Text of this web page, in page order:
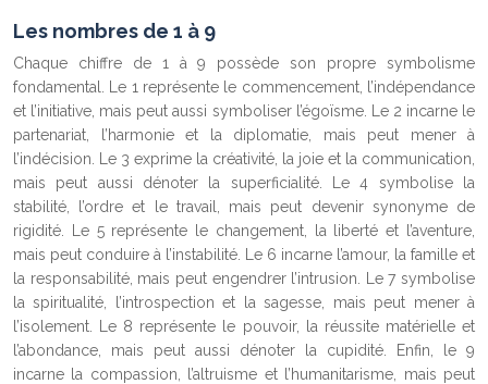
Les nombres de 1 à 9
Chaque chiffre de 1 à 9 possède son propre symbolisme
fondamental. Le 1 représente le commencement, l’indépendance
et l’initiative, mais peut aussi symboliser l’égoïsme. Le 2 incarne le
partenariat, l’harmonie et la diplomatie, mais peut mener à
l’indécision. Le 3 exprime la créativité, la joie et la communication,
mais peut aussi dénoter la superficialité. Le 4 symbolise la
stabilité, l’ordre et le travail, mais peut devenir synonyme de
rigidité. Le 5 représente le changement, la liberté et l’aventure,
mais peut conduire à l’instabilité. Le 6 incarne l’amour, la famille et
la responsabilité, mais peut engendrer l’intrusion. Le 7 symbolise
la spiritualité, l’introspection et la sagesse, mais peut mener à
l’isolement. Le 8 représente le pouvoir, la réussite matérielle et
l’abondance, mais peut aussi dénoter la cupidité. Enfin, le 9
incarne la compassion, l’altruisme et l’humanitarisme, mais peut